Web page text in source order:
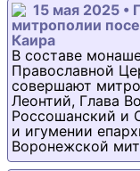
15 мая 2025 •
митрополии
Каира
В составе
Православной
совершают
Леонтий, Глава
Россошанский и
и игумении
Воронежской